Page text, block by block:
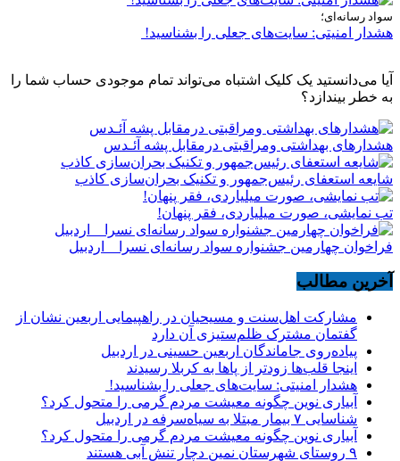
سواد رسانه‌ای؛
هشدار امنیتی: سایت‌های جعلی را بشناسید!
آیا می‌دانستید یک کلیک اشتباه می‌تواند تمام موجودی حساب شما را
به خطر بیندازد؟
هشدارهاى بهداشتى ومراقبتى درمقابل پشه آئـدس
شایعه استعفای رئیس‌جمهور و تکنیک بحران‌سازی کاذب
تب نمایشی، صورت میلیاردی، فقر پنهان!
فراخوان چهارمین جشنواره سواد رسانه‌ای نسرا _ اردبیل
آخرین مطالب
مشارکت اهل‌سنت و مسیحیان در راهپیمایی اربعین نشان از
گفتمان مشترک ظلم‌ستیزی آن دارد
پیاده‌روی جاماندگان اربعین حسینی در اردبیل
اینجا قلب‌ها زودتر از پاها به کربلا رسیدند
هشدار امنیتی: سایت‌های جعلی را بشناسید!
آبیاری نوین چگونه معیشت مردم گرمی را متحول کرد؟
شناسایی ۷ بیمار مبتلا به سیاه‌سرفه در اردبیل
آبیاری نوین چگونه معیشت مردم گرمی را متحول کرد؟
۹ روستای شهرستان نمین دچار تنش آبی هستند